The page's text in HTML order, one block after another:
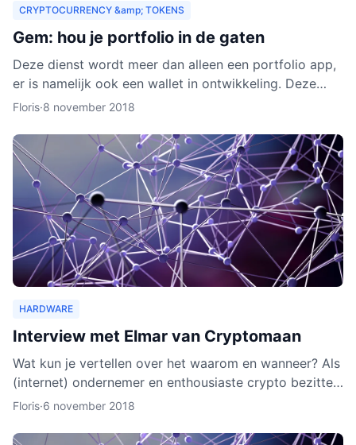
CRYPTOCURRENCY &amp; TOKENS
Gem: hou je portfolio in de gaten
Deze dienst wordt meer dan alleen een portfolio app,
er is namelijk ook een wallet in ontwikkeling. Deze
wallet gaat verschillende cryptocurrencies en token
Floris·8 november 2018
HARDWARE
Interview met Elmar van Cryptomaan
Wat kun je vertellen over het waarom en wanneer? Als
(internet) ondernemer en enthousiaste crypto bezitter
was het een logische keuze om de webshop te
Floris·6 november 2018